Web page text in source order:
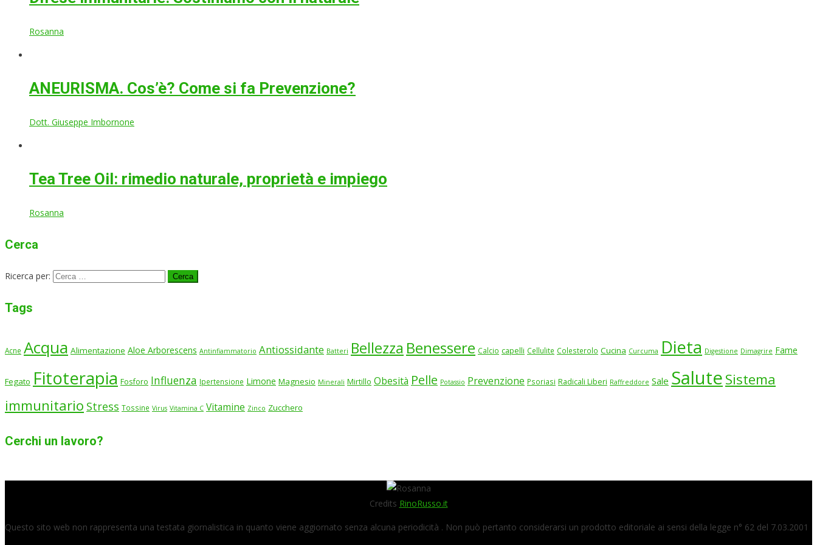
Rosanna
ANEURISMA. Cos’è? Come si fa Prevenzione?
Dott. Giuseppe Imbornone
Tea Tree Oil: rimedio naturale, proprietà e impiego
Rosanna
Cerca
Ricerca per:
Tags
Acne Acqua Alimentazione Aloe Arborescens Antinfiammatorio Antiossidante Batteri Bellezza Benessere Calcio capelli Cellulite Colesterolo Cucina Curcuma Dieta Digestione Dimagrire Fame
Fegato Fitoterapia Fosforo Influenza Ipertensione Limone Magnesio Minerali Mirtillo Obesità Pelle Potassio Prevenzione Psoriasi Radicali Liberi Raffreddore Sale Salute Sistema
immunitario Stress Tossine Virus Vitamina C Vitamine Zinco Zucchero
Cerchi un lavoro?
Credits RinoRusso.it
Questo sito web non rappresenta una testata giornalistica in quanto viene aggiornato senza alcuna periodicità . Non può pertanto considerarsi un prodotto editoriale ai sensi della legge n° 62 del 7.03.2001